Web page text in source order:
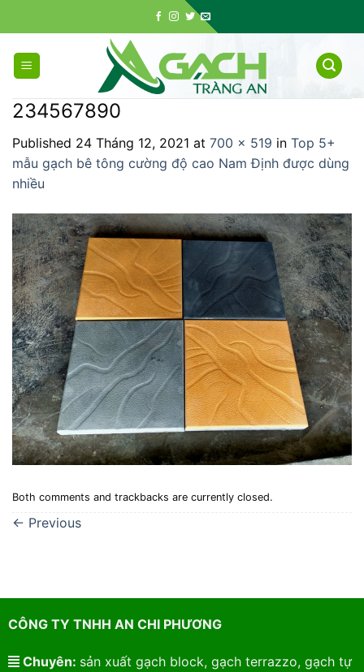
to
content
234567890
Published 24 Tháng 12, 2021 at 700 × 519 in Top 5+
mẫu gạch bê tông cường độ cao Nam Định được dùng
nhiều
Both comments and trackbacks are currently closed.
← Previous
CÔNG TY TNHH AN CHI PHƯƠNG
Chuyên: sản xuất gạch block, gạch terrazzo, gạch tự